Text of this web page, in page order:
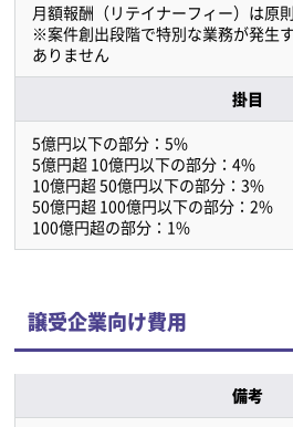
月額報酬（リテイナーフィー）は原
※案件創出段階で特別な業務が発生
ありません
掛目
5億円以下の部分：5%
5億円超 10億円以下の部分：4%
10億円超 50億円以下の部分：3%
50億円超 100億円以下の部分：2%
100億円超の部分：1%
譲受企業向け費用
備考